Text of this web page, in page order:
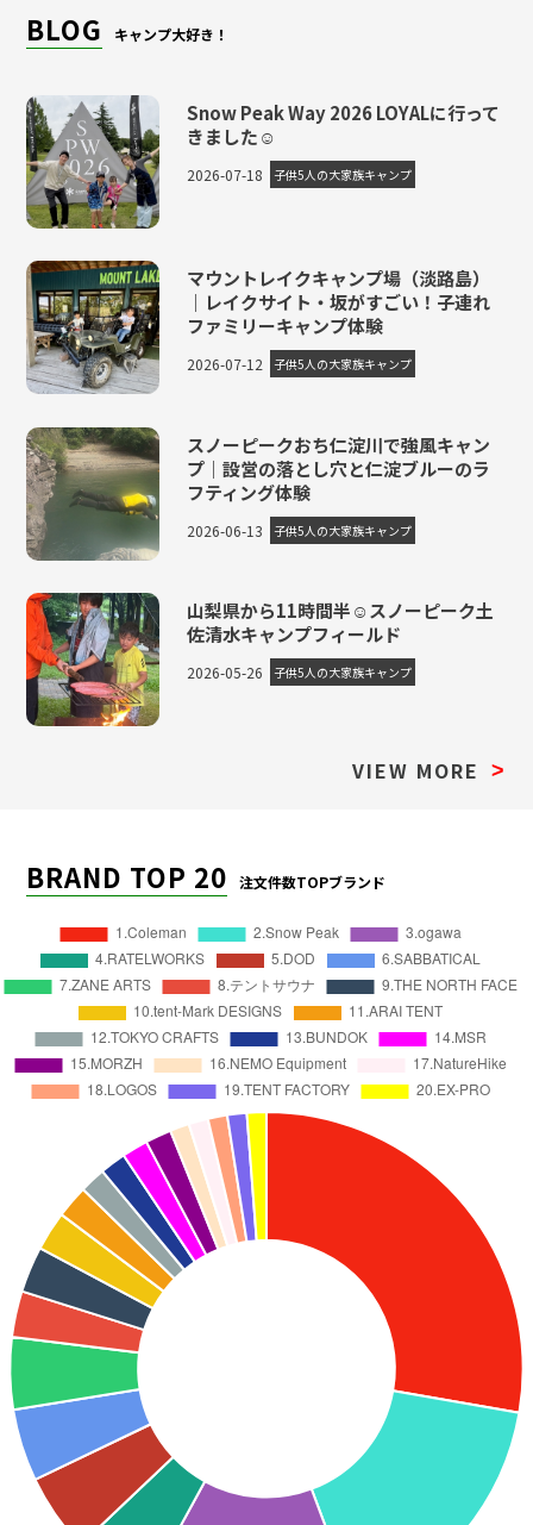
BLOG キャンプ大好き！
Snow Peak Way 2026 LOYALに行って
きました☺
2026-07-18 子供5人の大家族キャンプ
マウントレイクキャンプ場（淡路島）
｜レイクサイト・坂がすごい！子連れ
ファミリーキャンプ体験
2026-07-12 子供5人の大家族キャンプ
スノーピークおち仁淀川で強風キャン
プ｜設営の落とし穴と仁淀ブルーのラ
フティング体験
2026-06-13 子供5人の大家族キャンプ
山梨県から11時間半☺スノーピーク土
佐清水キャンプフィールド
2026-05-26 子供5人の大家族キャンプ
VIEW MORE >
BRAND TOP 20 注文件数TOPブランド